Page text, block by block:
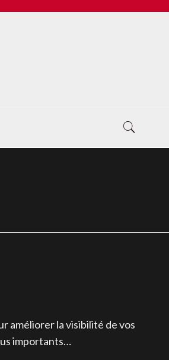
améliorer la visibilité de vos
importants…